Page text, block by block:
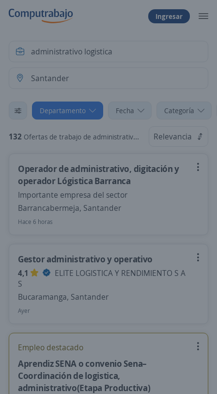
Ingresar
Departamento Fecha Categoría
132 Ofertas de trabajo de administrativo logistica en Santander Relevancia
Operador de administrativo, digitación y
operador Lógistica Barranca
Importante empresa del sector
Barrancabermeja, Santander
Hace 6 horas
Gestor administrativo y operativo
4,1
ELITE LOGISTICA Y RENDIMIENTO S A
S
Bucaramanga, Santander
Ayer
Empleo destacado
Aprendiz SENA o convenio Sena–
Coordinación de logistica,
administrativo(Etapa Productiva)